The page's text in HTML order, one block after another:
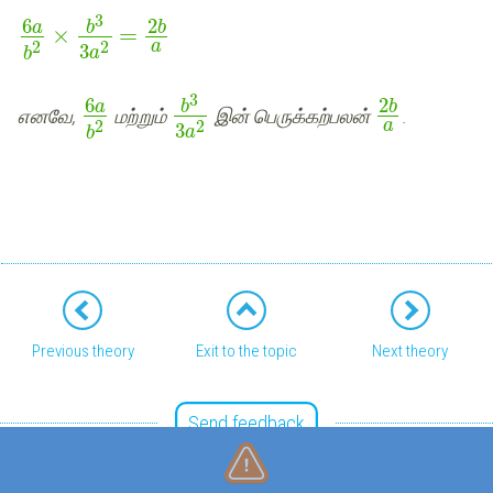
6a
b2 × b3
3a2 = 2b
a
எனவே, 6a
b2 மற்றும் b3
3a2 இன் பெருக்கற்பலன் 2b
a
Previous theory Exit to the topic Next theory
Send feedback